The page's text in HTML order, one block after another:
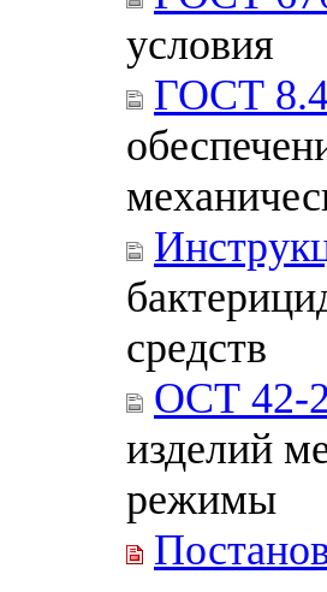
условия
ГОСТ
средств
ОСТ 42-
изделий
режимы